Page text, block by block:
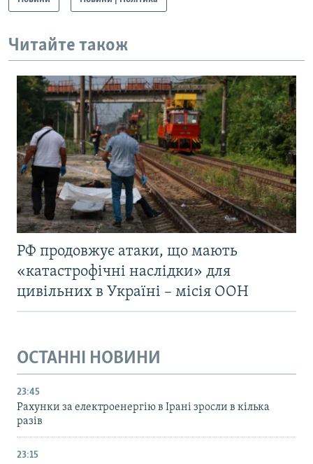
Читайте також
РФ продовжує атаки, що мають
«катастрофічні наслідки» для
цивільних в Україні – місія ООН
ОСТАННІ НОВИНИ
23:45
Рахунки за електроенергію в Ірані зросли в кілька
разів
23:15